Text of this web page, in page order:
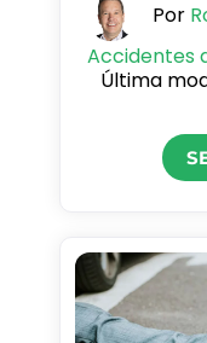
Por
Accidentes
Última